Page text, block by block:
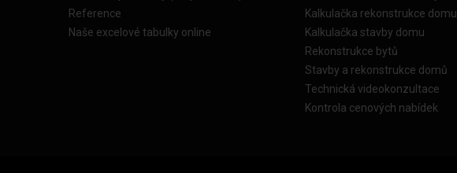
Reference
Naše excelové tabulky online
Kalkulačka rekonstrukce domu
Kalkulačka stavby domu
Rekonstrukce bytů
Stavby a rekonstrukce domů
Technická videokonzultace
Kontrola cenových nabídek